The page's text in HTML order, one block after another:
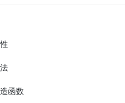
函数